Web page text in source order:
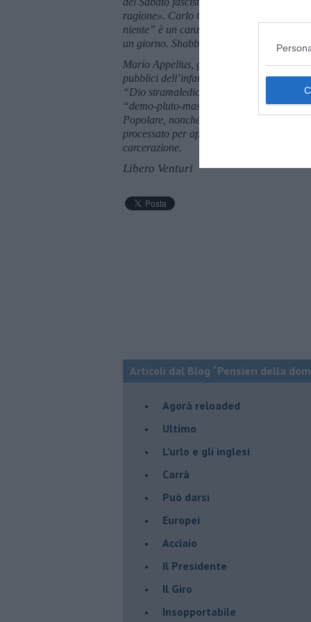
ragione». Carlo Galeotti,
niente” è un canzone di Enzo Del Re che
un giorno. Shabbat” è del filosofo
Mario Appelius, giornalista, viaggiatore,
pubblici dell’infame Manifesto della
“Dio stramaledica gli Inglesi!” con
“demo-pluto-masso-giudaico”. Caduto
Popolare, nonché allo stesso Mussolini,
processato per apologia del fascismo e
carcerazione.
Libero Venturi
Articoli dal Blog “Pensieri della
​Agorà reloaded
Ultimo
​L’urlo e gli inglesi
Carrà
Può darsi
Europei
Acciaio
Il Presidente
​Il Giro
Insopportabile